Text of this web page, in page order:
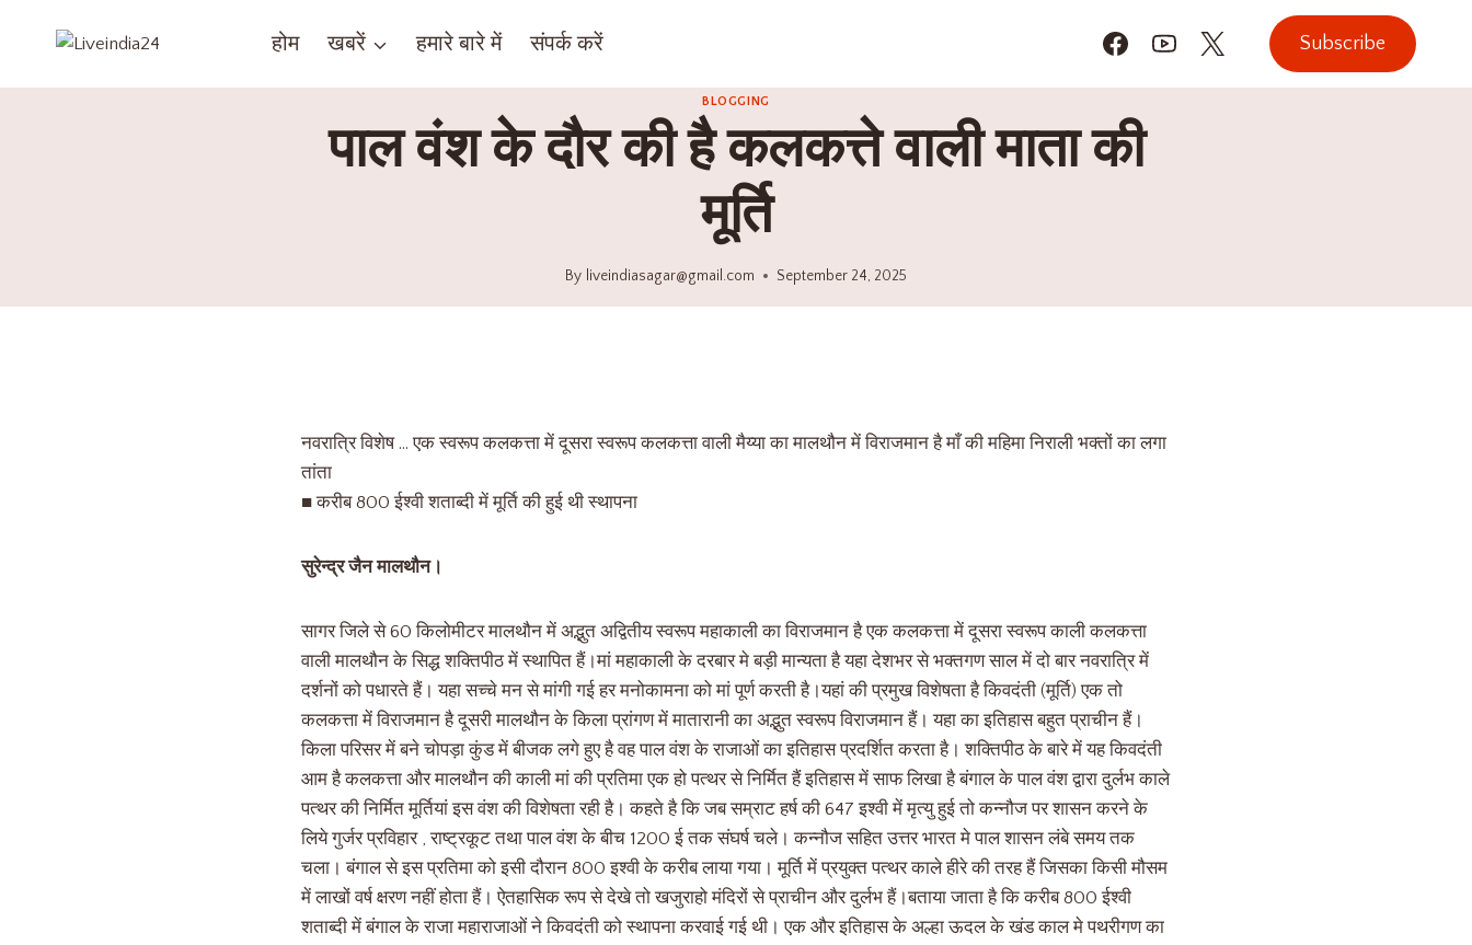
होम खबरें हमारे बारे में संपर्क करें Subscribe
BLOGGING
पाल वंश के दौर की है कलकत्ते वाली माता की
मूर्ति
By liveindiasagar@gmail.com September 24, 2025
नवरात्रि विशेष … एक स्वरूप कलकत्ता में दूसरा स्वरूप कलकत्ता वाली मैय्या का मालथौन में विराजमान है माँ की महिमा निराली भक्तों का लगा
तांता
■ करीब 800 ईश्वी शताब्दी में मूर्ति की हुई थी स्थापना
सुरेन्द्र जैन मालथौन।
सागर जिले से 60 किलोमीटर मालथौन में अद्भुत अद्वितीय स्वरूप महाकाली का विराजमान है एक कलकत्ता में दूसरा स्वरूप काली कलकत्ता
वाली मालथौन के सिद्ध शक्तिपीठ में स्थापित हैं।मां महाकाली के दरबार मे बड़ी मान्यता है यहा देशभर से भक्तगण साल में दो बार नवरात्रि में
दर्शनों को पधारते हैं। यहा सच्चे मन से मांगी गई हर मनोकामना को मां पूर्ण करती है।यहां की प्रमुख विशेषता है किवदंती (मूर्ति) एक तो
कलकत्ता में विराजमान है दूसरी मालथौन के किला प्रांगण में मातारानी का अद्भुत स्वरूप विराजमान हैं। यहा का इतिहास बहुत प्राचीन हैं।
किला परिसर में बने चोपड़ा कुंड में बीजक लगे हुए है वह पाल वंश के राजाओं का इतिहास प्रदर्शित करता है। शक्तिपीठ के बारे में यह किवदंती
आम है कलकत्ता और मालथौन की काली मां की प्रतिमा एक हो पत्थर से निर्मित हैं इतिहास में साफ लिखा है बंगाल के पाल वंश द्वारा दुर्लभ काले
पत्थर की निर्मित मूर्तियां इस वंश की विशेषता रही है। कहते है कि जब सम्राट हर्ष की 647 इश्वी में मृत्यु हुई तो कन्नौज पर शासन करने के
लिये गुर्जर प्रविहार , राष्ट्रकूट तथा पाल वंश के बीच 1200 ई तक संघर्ष चले। कन्नौज सहित उत्तर भारत मे पाल शासन लंबे समय तक
चला। बंगाल से इस प्रतिमा को इसी दौरान 800 इश्वी के करीब लाया गया। मूर्ति में प्रयुक्त पत्थर काले हीरे की तरह हैं जिसका किसी मौसम
में लाखों वर्ष क्षरण नहीं होता हैं। ऐतहासिक रूप से देखे तो खजुराहो मंदिरों से प्राचीन और दुर्लभ हैं।बताया जाता है कि करीब 800 ईश्वी
शताब्दी में बंगाल के राजा महाराजाओं ने किवदंती को स्थापना करवाई गई थी। एक और इतिहास के अल्हा ऊदल के खंड काल मे पथरीगण का